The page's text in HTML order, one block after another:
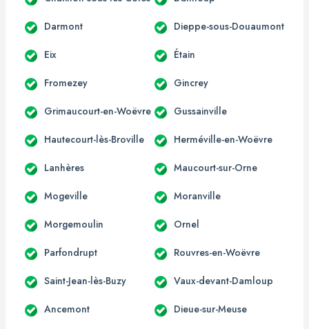
Darmont Dieppe-sous-Douaumont
Eix Étain
Fromezey Gincrey
Grimaucourt-en-Woëvre Gussainville
Hautecourt-lès-Broville Herméville-en-Woëvre
Lanhères Maucourt-sur-Orne
Mogeville Moranville
Morgemoulin Ornel
Parfondrupt Rouvres-en-Woëvre
Saint-Jean-lès-Buzy Vaux-devant-Damloup
Ancemont Dieue-sur-Meuse